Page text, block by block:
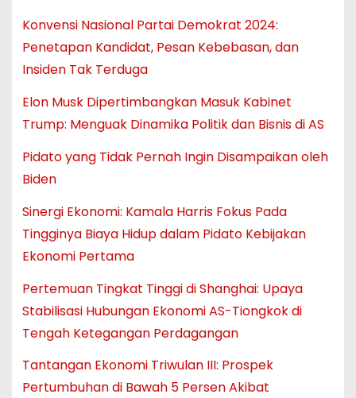
Konvensi Nasional Partai Demokrat 2024:
Penetapan Kandidat, Pesan Kebebasan, dan
Insiden Tak Terduga
Elon Musk Dipertimbangkan Masuk Kabinet
Trump: Menguak Dinamika Politik dan Bisnis di AS
Pidato yang Tidak Pernah Ingin Disampaikan oleh
Biden
Sinergi Ekonomi: Kamala Harris Fokus Pada
Tingginya Biaya Hidup dalam Pidato Kebijakan
Ekonomi Pertama
Pertemuan Tingkat Tinggi di Shanghai: Upaya
Stabilisasi Hubungan Ekonomi AS-Tiongkok di
Tengah Ketegangan Perdagangan
Tantangan Ekonomi Triwulan III: Prospek
Pertumbuhan di Bawah 5 Persen Akibat